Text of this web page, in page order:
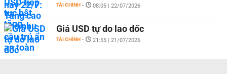
TÀI CHÍNH - 08:05 | 22/07/2026
Giá USD tự do lao dốc
TÀI CHÍNH - 21:55 | 21/07/2026